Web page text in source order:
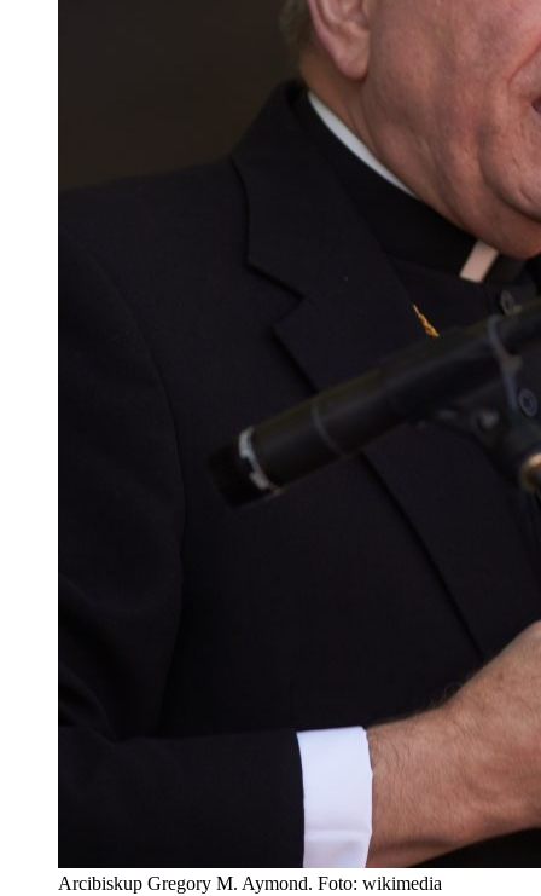
Arcibiskup Gregory M. Aymond. Foto: wikimedia